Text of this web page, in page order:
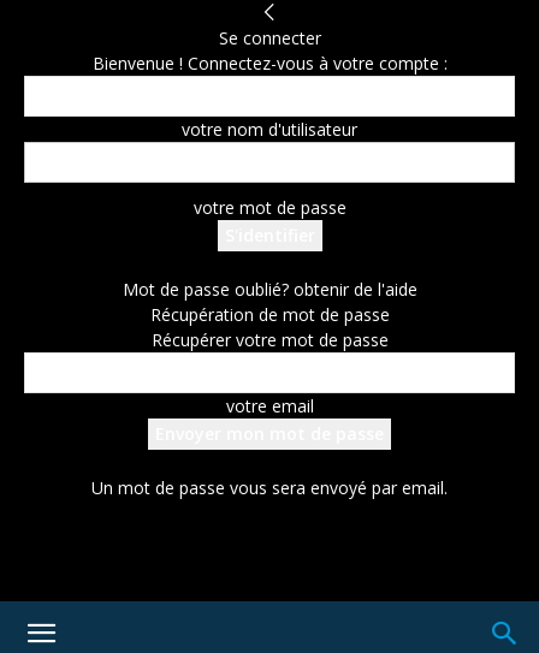
Se connecter
Bienvenue ! Connectez-vous à votre compte :
votre nom d'utilisateur
votre mot de passe
Mot de passe oublié? obtenir de l'aide
Récupération de mot de passe
Récupérer votre mot de passe
votre email
Un mot de passe vous sera envoyé par email.